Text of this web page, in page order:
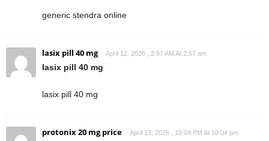
generic stendra online
lasix pill 40 mg April 12, 2026 , 2:57 AM At 2:57 am
lasix pill 40 mg
lasix pill 40 mg
protonix 20 mg price April 13, 2026 , 10:04 PM At 10:04 pm